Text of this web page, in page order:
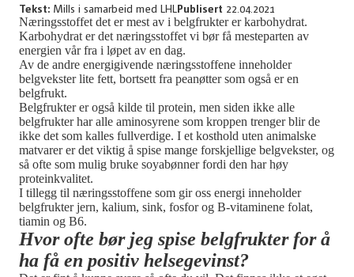
Tekst: Mills i samarbeid med LHL Publisert 22.04.2021
Næringsstoffet det er mest av i belgfrukter er karbohydrat.
Karbohydrat er det næringsstoffet vi bør få mesteparten av
energien vår fra i løpet av en dag.
Av de andre energigivende næringsstoffene inneholder
belgvekster lite fett, bortsett fra peanøtter som også er en
belgfrukt.
Belgfrukter er også kilde til protein, men siden ikke alle
belgfrukter har alle aminosyrene som kroppen trenger blir de
ikke det som kalles fullverdige. I et kosthold uten animalske
matvarer er det viktig å spise mange forskjellige belgvekster, og
så ofte som mulig bruke soyabønner fordi den har høy
proteinkvalitet.
I tillegg til næringsstoffene som gir oss energi inneholder
belgfrukter jern, kalium, sink, fosfor og B-vitaminene folat,
tiamin og B6.
Hvor ofte bør jeg spise belgfrukter for å
ha få en positiv helsegevinst?